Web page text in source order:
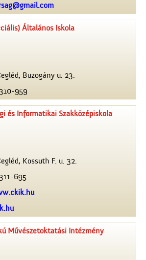
Általános Iskola
Buzogány u. 23.
959
és Informatikai Szakközépiskola
Kossuth F. u. 32.
695
Művészetoktatási Intézmény